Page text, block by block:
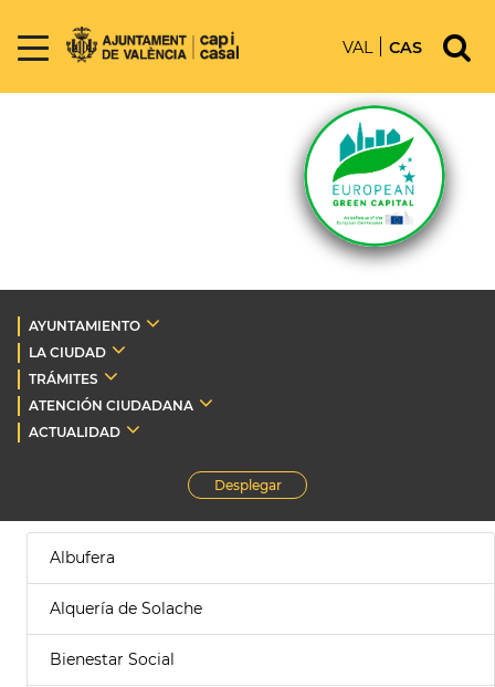
VAL CAS
AYUNTAMIENTO
LA CIUDAD
TRÁMITES
ATENCIÓN CIUDADANA
ACTUALIDAD
Desplegar
Albufera
Alquería de Solache
Bienestar Social